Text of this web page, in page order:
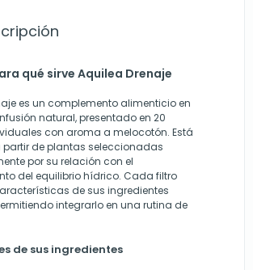
qué sirve Aquilea Drenaje
es un complemento alimenticio en
natural, presentado en 20
con aroma a melocotón. Está
de plantas seleccionadas
por su relación con el
del equilibrio hídrico. Cada filtro
de sus ingredientes
integrarlo en una rutina de
de sus ingredientes